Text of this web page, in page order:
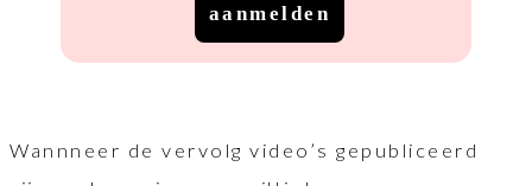
aanmelden
Wannneer de vervolg video’s gepubliceerd